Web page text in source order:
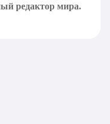
редактор мира.